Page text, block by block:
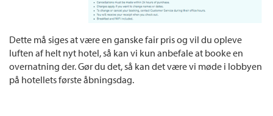
Dette må siges at være en ganske fair pris og vil du opleve
luften af helt nyt hotel, så kan vi kun anbefale at booke en
overnatning der. Gør du det, så kan det være vi møde i lobbyen
på hotellets første åbningsdag.